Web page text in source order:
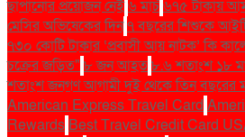
ছাপানোর প্রয়োজন নেই৬ মার্চ৬৭৫ টাকায়
মেসির অভিষেকের দিন৭ বছরের শিশুকে আইটি
৭৩০ কোটি টাকার ‘প্রবাসী আয় নাটক’ কি
চক্রের জড়িত" ৮ জন আহত৮.৬ শতাংশ ১৮
শতাংশ জনগণ আগামী দুই থেকে তিন বছরের
American Express Travel Card
Rewards Best Travel Credit Card